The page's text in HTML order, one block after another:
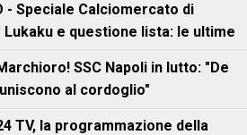
- Speciale Calciomercato di
Lukaku e questione lista: le ultime
SSC Napoli in lutto: "De
al cordoglio"
TV, la programmazione della